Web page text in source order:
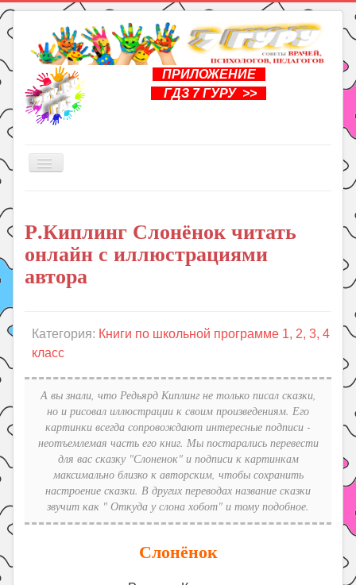
ПРИЛОЖЕНИЕ
ГДЗ 7 ГУРУ >>
Включить/
Книги
Рукоделие
Подготовка к школе
ГДЗ
Психология
Летом!
Поиск
Р.Киплинг Слонёнок читать
онлайн с иллюстрациями
автора
Категория: Книги по школьной программе 1, 2, 3, 4
класс
А вы знали, что Редьярд Киплинг не только писал сказки,
но и рисовал иллюстрации к своим произведениям. Его
картинки всегда сопровождают интересные подписи -
неотъемлемая часть его книг. Мы постарались перевести
для вас сказку "Слоненок" и подписи к картинкам
максимально близко к авторским, чтобы сохранить
настроение сказки. В других переводах название сказки
звучит как " Откуда у слона хобот" и тому подобное.
Слонёнок